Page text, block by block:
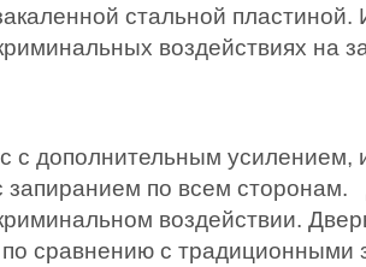
стальной
воздействиях на
с дополнительным
запиранием по всем
воздействии.
сравнению с